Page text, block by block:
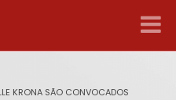
KRONA SÃO CONVOCADOS